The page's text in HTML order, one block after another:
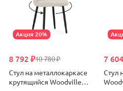
Акция 20%
10 780 ₽
8 792 ₽
Стул на металлокаркасе
крутящийся Woodville
7
Стул